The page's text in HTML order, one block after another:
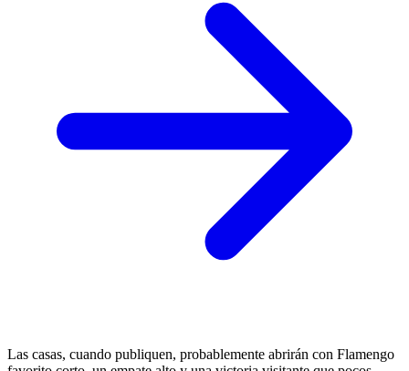
Las casas, cuando publiquen, probablemente abrirán con Flamengo